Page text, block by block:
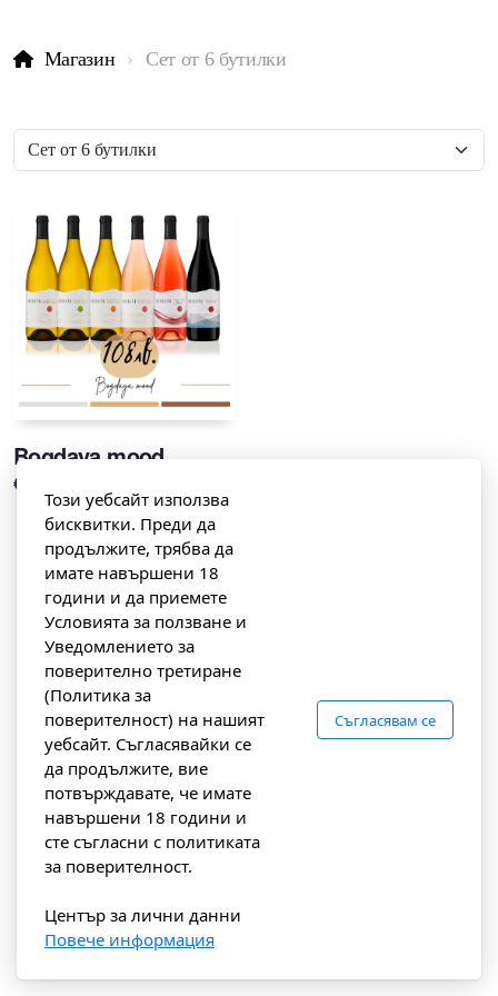
Магазин Сет от 6 бутилки
Bogdaya mood
€
Този уебсайт използва
бисквитки. Преди да
продължите, трябва да
имате навършени 18
години и да приемете
Условията за ползване и
Уведомлението за
поверително третиране
(Политика за
поверителност) на нашият
уебсайт. Съгласявайки се
да продължите, вие
потвърждавате, че имате
навършени 18 години и
сте съгласни с политиката
за поверителност.
Център за лични данни
Повече информация
Съгласявам се